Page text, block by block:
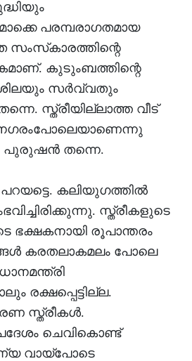
പരമ്പരാഗതമായ
കുടുംബത്തിന്റെ
സര്‍വ്വതും
സ്ത്രീയില്ലാത്ത വീട്
പുരുഷന്‍ തന്നെ.
കലിയുഗത്തില്‍
സ്ത്രീകളുടെ
രൂപാന്തരം
കരതലാകമലം പോലെ
രക്ഷപ്പെട്ടില്ല.
സ്ത്രീകള്‍.
ചെവികൊണ്ട്
വായ്‌പോടെ